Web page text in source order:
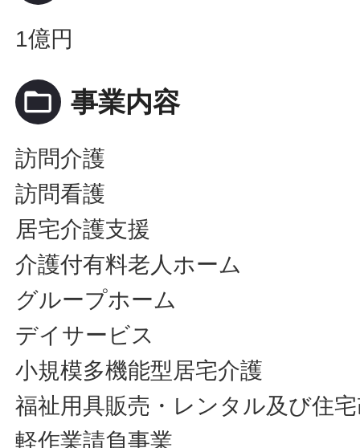
1億円
folder_open 事業内容
訪問介護
訪問看護
居宅介護支援
介護付有料老人ホーム
グループホーム
デイサービス
小規模多機能型居宅介護
福祉用具販売・レンタル及び住
軽作業請負事業